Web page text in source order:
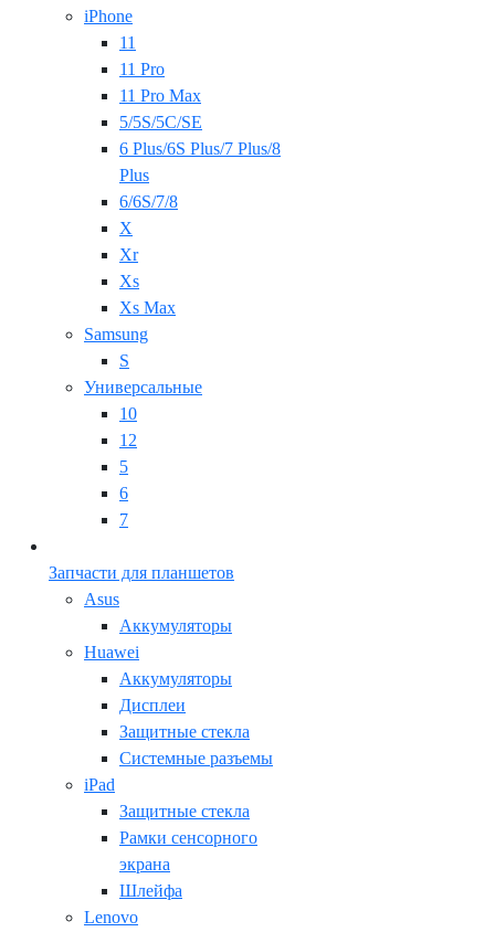
iPhone
11
11 Pro
11 Pro Max
5/5S/5C/SE
6 Plus/6S Plus/7 Plus/8
Plus
6/6S/7/8
X
Xr
Xs
Xs Max
Samsung
S
Универсальные
10
12
5
6
7
Запчасти для планшетов
Asus
Аккумуляторы
Huawei
Аккумуляторы
Дисплеи
Защитные стекла
Системные разъемы
iPad
Защитные стекла
Рамки сенсорного
экрана
Шлейфа
Lenovo